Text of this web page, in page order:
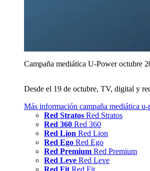
Campaña mediática U‑Power octubre
Desde el 19 de octubre, TV, digital y
Más información campaña mediática
Red Stratos Red Stratos
Red 360 Red 360
Red Lion Red Lion
Red Ego Red Ego
Red Premium Red Premium
Red Leve Red Leve
Red Fit Red Fit